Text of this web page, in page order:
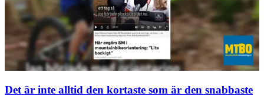
Det är inte alltid den kortaste som är den snabbaste